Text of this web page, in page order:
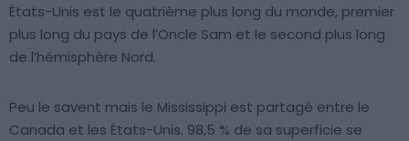
États-Unis est le quatrième plus long du monde, premier
plus long du pays de l’Oncle Sam et le second plus long
de l’hémisphère Nord.
Peu le savent mais le Mississippi est partagé entre le
Canada et les États-Unis. 98,5 % de sa superficie se